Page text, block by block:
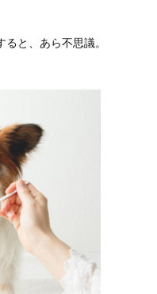
と、あら不思議。